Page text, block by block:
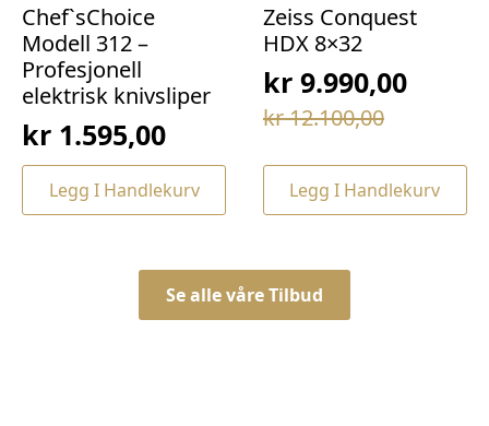
Chef`sChoice
Modell 312 –
Profesjonell
elektrisk knivsliper
kr 1.595,00
Legg I Handlekurv
Zeiss Conquest
HDX 8×32
kr12.100,00
Opprinnelig
var:
kr 12.100,00.
kr9.990,00
Nåværende
er:
kr 9.990,00.
Legg I Handlekurv
Se alle våre Tilbud